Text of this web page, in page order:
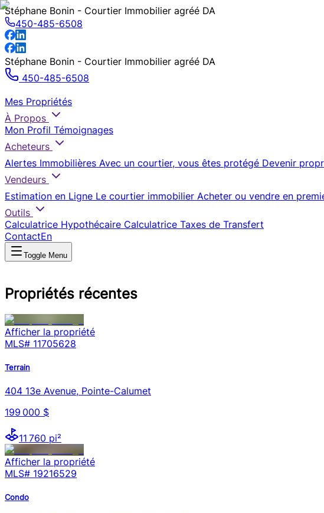
Stéphane Bonin - Courtier Immobilier agréé DA
450-485-6508
Stéphane Bonin - Courtier Immobilier agréé DA
450-485-6508
Mes Propriétés
À Propos
Mon Profil Témoignages
Acheteurs
Alertes Immobilières Avec un courtier, vous êtes protégé Devenir
Vendeurs
Estimation en Ligne Le courtier immobilier Acheter ou vendre en
Outils
Calculatrice Hypothécaire Calculatrice Taxes de Transfert
ContactEn
Toggle Menu
Propriétés récentes
Afficher la propriété
MLS# 11705628
Terrain
404 13e Avenue, Pointe-Calumet
199 000 $
11 760 pi²
Afficher la propriété
MLS# 19216529
Condo